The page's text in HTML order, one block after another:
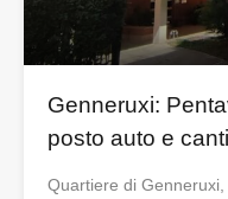
Genneruxi:
posto auto e
Quartiere di